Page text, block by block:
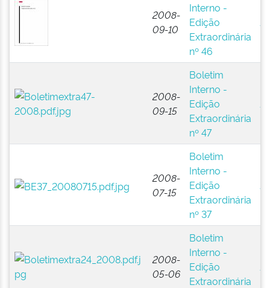
2008-
09-10
Interno -
Edição
Extraordinária
nº 46
2008-
09-15
Boletim
Interno -
Edição
Extraordinária
nº 47
2008-
07-15
Boletim
Interno -
Edição
Extraordinária
nº 37
2008-
05-06
Boletim
Interno -
Edição
Extraordinária